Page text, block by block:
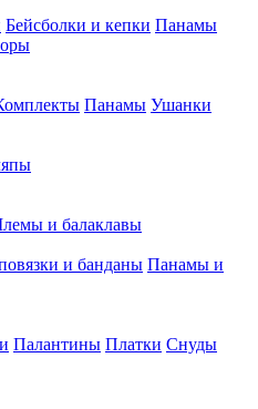
Бейсболки и кепки Панамы
Панамы Ушанки
и балаклавы
и банданы Панамы и
Палантины Платки Снуды